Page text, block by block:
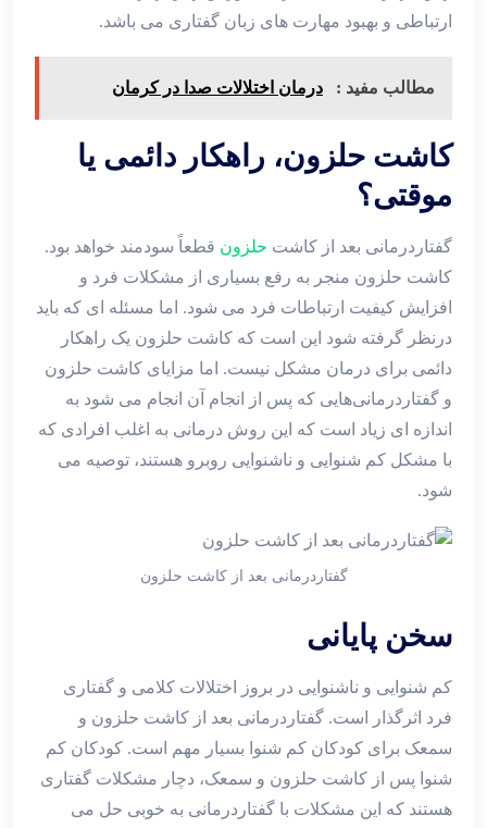
ارتباطی و بهبود مهارت های زبان گفتاری می باشد.
مطالب مفید : درمان اختلالات صدا در کرمان
کاشت حلزون، راهکار دائمی یا
موقتی؟
گفتاردرمانی بعد از کاشت حلزون قطعاً سودمند خواهد بود.
کاشت حلزون منجر به رفع بسیاری از مشکلات فرد و
افزایش کیفیت ارتباطات فرد می شود. اما مسئله ای که باید
درنظر گرفته شود این است که کاشت حلزون یک راهکار
دائمی برای درمان مشکل نیست. اما مزایای کاشت حلزون
و گفتاردرمانی‌هایی که پس از انجام آن انجام می شود به
اندازه ای زیاد است که این روش درمانی به اغلب افرادی که
با مشکل کم شنوایی و ناشنوایی روبرو هستند، توصیه می
شود.
گفتاردرمانی بعد از کاشت حلزون
سخن پایانی
کم شنوایی و ناشنوایی در بروز اختلالات کلامی و گفتاری
فرد اثرگذار است. گفتاردرمانی بعد از کاشت حلزون و
سمعک برای کودکان کم شنوا بسیار مهم است. کودکان کم
شنوا پس از کاشت حلزون و سمعک، دچار مشکلات گفتاری
هستند که این مشکلات با گفتاردرمانی به خوبی حل می